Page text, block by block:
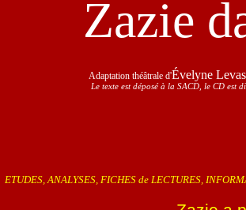
Adaptation théâtrale d'Évelyne
Le texte est déposé à la SACD, le CD est
ETUDES, ANALYSES, FICHES de LECTURES,
Zazie